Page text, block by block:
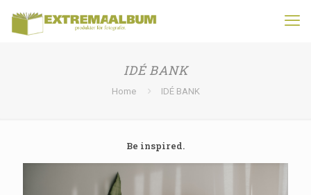
IDÉ BANK
Home IDÉ BANK
Be inspired.